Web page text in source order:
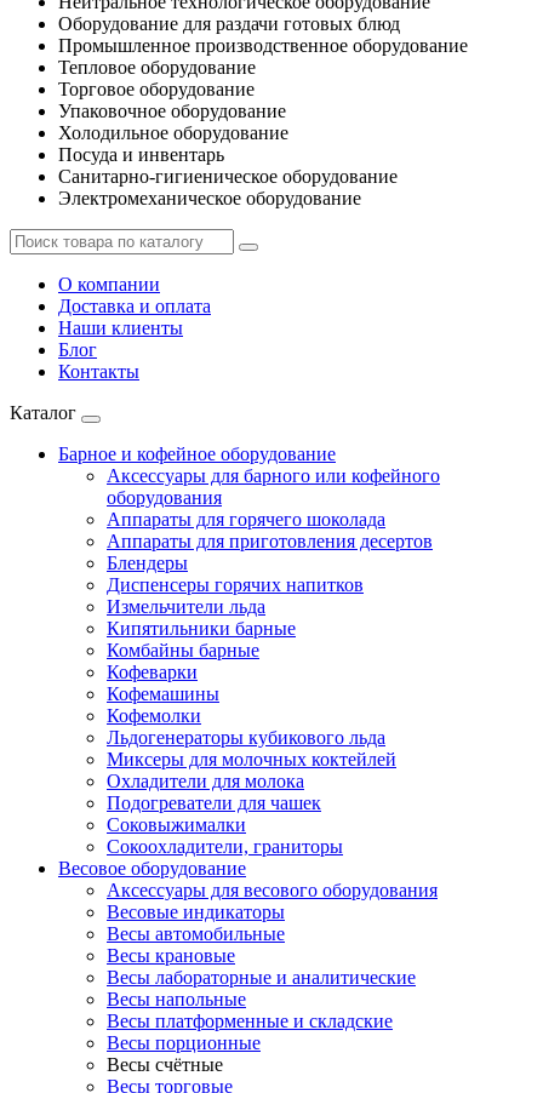
Оборудование для раздачи готовых блюд
Промышленное производственное оборудование
Тепловое оборудование
Торговое оборудование
Упаковочное оборудование
Холодильное оборудование
Посуда и инвентарь
Санитарно-гигиеническое оборудование
Электромеханическое оборудование
О компании
Доставка и оплата
Наши клиенты
Блог
Контакты
Каталог
Барное и кофейное оборудование
Аксессуары для барного или кофейного
оборудования
Аппараты для горячего шоколада
Аппараты для приготовления десертов
Блендеры
Диспенсеры горячих напитков
Измельчители льда
Кипятильники барные
Комбайны барные
Кофеварки
Кофемашины
Кофемолки
Льдогенераторы кубикового льда
Миксеры для молочных коктейлей
Охладители для молока
Подогреватели для чашек
Соковыжималки
Сокоохладители, граниторы
Весовое оборудование
Аксессуары для весового оборудования
Весовые индикаторы
Весы автомобильные
Весы крановые
Весы лабораторные и аналитические
Весы напольные
Весы платформенные и складские
Весы порционные
Весы счётные
Весы торговые